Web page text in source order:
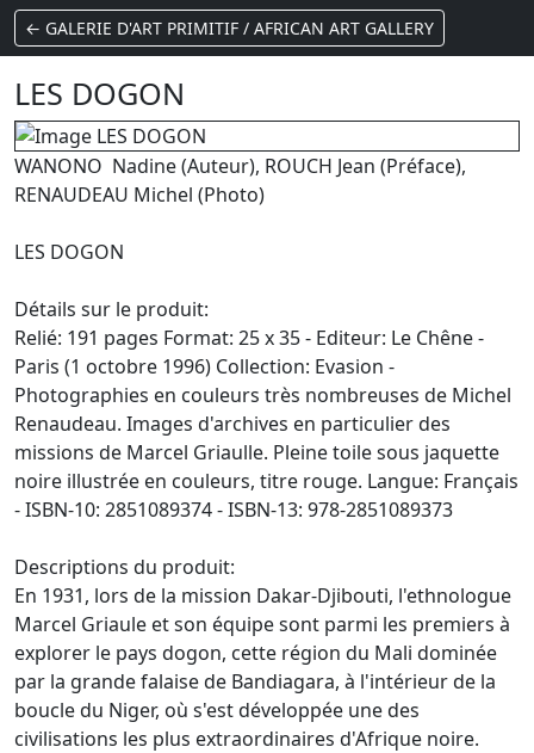
← GALERIE D'ART PRIMITIF / AFRICAN ART GALLERY
LES DOGON
WANONO Nadine (Auteur), ROUCH Jean (Préface),
RENAUDEAU Michel (Photo)
LES DOGON
Détails sur le produit:
Relié: 191 pages Format: 25 x 35 - Editeur: Le Chêne -
Paris (1 octobre 1996) Collection: Evasion -
Photographies en couleurs très nombreuses de Michel
Renaudeau. Images d'archives en particulier des
missions de Marcel Griaulle. Pleine toile sous jaquette
noire illustrée en couleurs, titre rouge. Langue: Français
- ISBN-10: 2851089374 - ISBN-13: 978-2851089373
Descriptions du produit:
En 1931, lors de la mission Dakar-Djibouti, l'ethnologue
Marcel Griaule et son équipe sont parmi les premiers à
explorer le pays dogon, cette région du Mali dominée
par la grande falaise de Bandiagara, à l'intérieur de la
boucle du Niger, où s'est développée une des
civilisations les plus extraordinaires d'Afrique noire.